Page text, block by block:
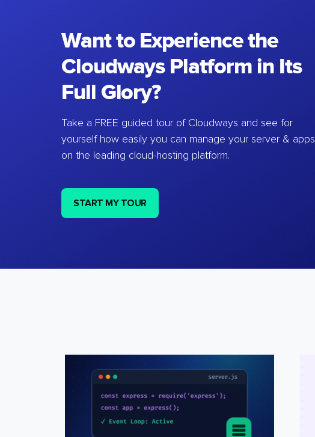
Want to Experience the
Cloudways Platform in Its
Full Glory?
Take a FREE guided tour of Cloudways and see for
yourself how easily you can manage your server & apps
on the leading cloud-hosting platform.
START MY TOUR